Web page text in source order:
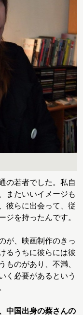
の若者でした。私自
またいいイメージも
彼らに出会って、従
ジを持ったんです。
が、映画制作のきっ
るうちに彼らには彼
ものがあり、不満、
く必要があるという
中国出身の蔡さんの